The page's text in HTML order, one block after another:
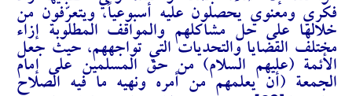
فكري ومعنوي يحصلون عليه أسبوعياً، ويتعرّفون من
خلالها على حل مشاكلهم والمواقف المطلوبة إزاء
مختلف القضايا والتحديات التي تواجههم، حيث جعل
الأئمة (عليهم السلام) من حق المسلمين على إمام
الجمعة (أن يعلمهم من أمره ونهيه ما فيه الصلاح